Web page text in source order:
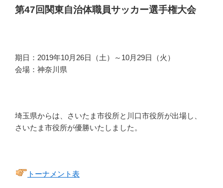
第47回関東自治体職員サッカー選手権大会
期日：2019年10月26日（土）～10月29日（火）
会場：神奈川県
埼玉県からは、さいたま市役所と川口市役所が出場し、
さいたま市役所が優勝いたしました。
トーナメント表